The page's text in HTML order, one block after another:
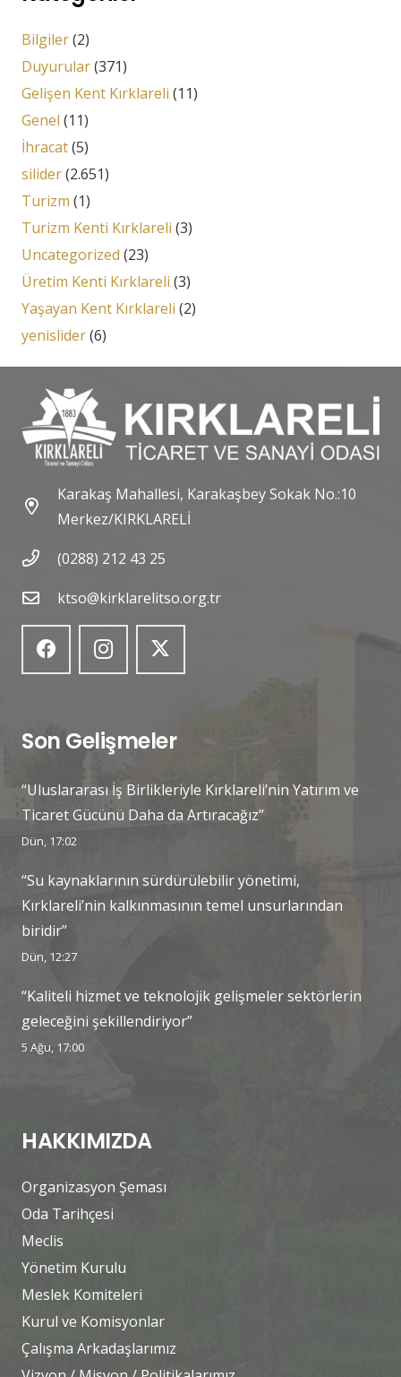
Bilgiler(2)
Duyurular(371)
Gelişen Kent Kırklareli (11)
Genel (11)
İhracat(5)
silider(2.651)
Turizm (1)
Turizm Kenti Kırklareli (3)
Uncategorized (23)
Üretim Kenti Kırklareli (3)
Yaşayan Kent Kırklareli (2)
yenislider(6)
Karakaş Mahallesi, Karakaşbey Sokak No.:10
Merkez/KIRKLARELİ
(0288) 212 43 25
ktso@kirklarelitso.org.tr
Son Gelişmeler
“Uluslararası İş Birlikleriyle Kırklareli’nin Yatırım ve
Ticaret Gücünü Daha da Artıracağız”
Dün, 17:02
“Su kaynaklarının sürdürülebilir yönetimi,
Kırklareli’nin kalkınmasının temel unsurlarından
biridir”
Dün, 12:27
“Kaliteli hizmet ve teknolojik gelişmeler sektörlerin
geleceğini şekillendiriyor”
5 Ağu, 17:00
HAKKIMIZDA
Organizasyon Şeması
Oda Tarihçesi
Meclis
Yönetim Kurulu
Meslek Komiteleri
Kurul ve Komisyonlar
Çalışma Arkadaşlarımız